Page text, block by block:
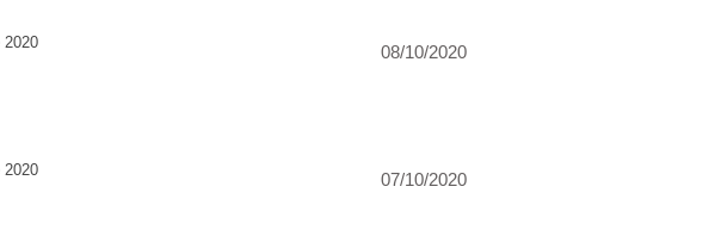
2020 08/10/2020
2020 07/10/2020